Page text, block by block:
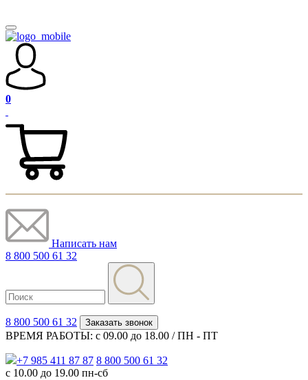
0
Написать нам
8 800 500 61 32
8 800 500 61 32 Заказать звонок
ВРЕМЯ РАБОТЫ: с 09.00 до 18.00 / ПН - ПТ
+7 985 411 87 87 8 800 500 61 32
с 10.00 до 19.00 пн-сб